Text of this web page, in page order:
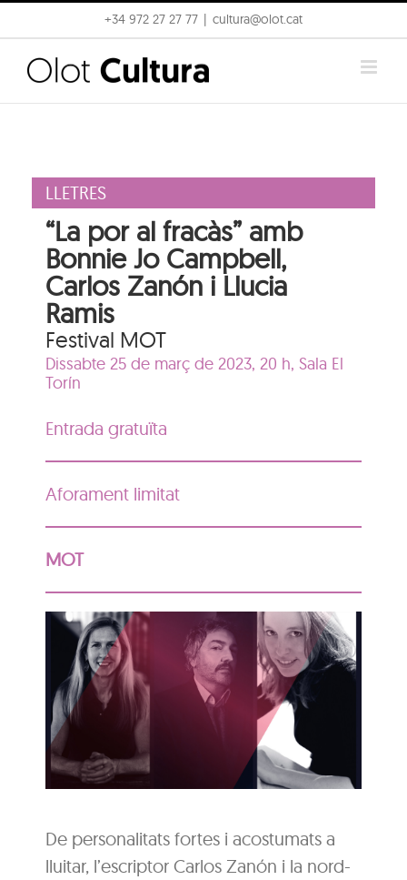
to
content
+34 972 27 27 77 cultura@olot.cat
LLETRES
“La por al fracàs” amb
Bonnie Jo Campbell,
Carlos Zanón i Llucia
Ramis
Festival MOT
Dissabte 25 de març de 2023, 20 h, Sala El
Torín
Entrada gratuïta
Aforament limitat
MOT
De personalitats fortes i acostumats a
lluitar, l’escriptor Carlos Zanón i la nord-